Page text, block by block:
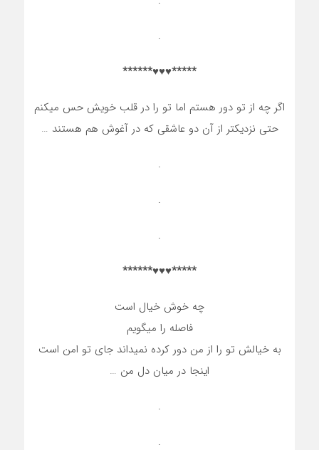
.
*****♥♥♥******
اگر چه از تو دور هستم اما تو را در قلب خویش حس میکنم
حتی نزدیکتر از آن دو عاشقی که در آغوش هم هستند …
.
.
.
*****♥♥♥******
چه خوش خیال است
فاصله را میگویم
به خیالش تو را از من دور کرده نمیداند جای تو امن است
اینجا در میان دل من …
.
.